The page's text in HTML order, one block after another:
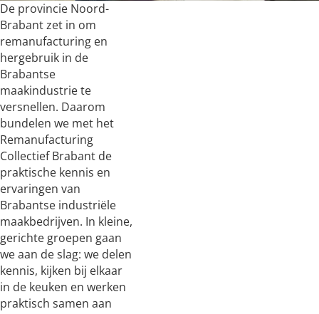
De provincie Noord-
Brabant zet in om
remanufacturing en
hergebruik in de
Brabantse
maakindustrie te
versnellen. Daarom
bundelen we met het
Remanufacturing
Collectief Brabant de
praktische kennis en
ervaringen van
Brabantse industriële
maakbedrijven. In kleine,
gerichte groepen gaan
we aan de slag: we delen
kennis, kijken bij elkaar
in de keuken en werken
praktisch samen aan